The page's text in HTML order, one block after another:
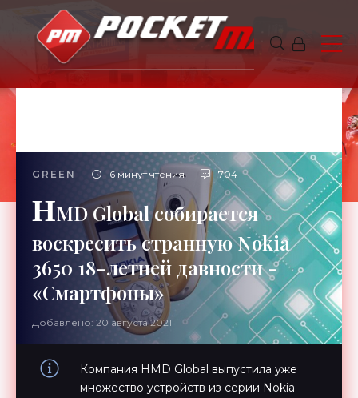
GREEN 6 минут чтения 704
HMD Global собирается
воскресить странную Nokia
3650 18-летней давности -
«Смартфоны»
Добавлено: 20 августа 2021
Компания HMD Global выпустила уже
множество устройств из серии Nokia